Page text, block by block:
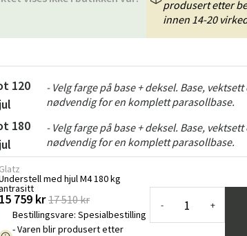
produsert etter
innen 14-20
120
- Velg farge på base + deksel. Base,
nødvendig for en komplett parasollbase.
180
- Velg farge på base + deksel. Base,
nødvendig for en komplett parasollbase.
Glatz
med hjul M4 180 kg
15 759 kr 17 510 kr
Bestillingsvare: Spesialbestilling
- Varen blir produsert etter
- +